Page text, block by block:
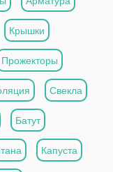
Крышки
Прожекторы
Свекла
Батут
Капуста